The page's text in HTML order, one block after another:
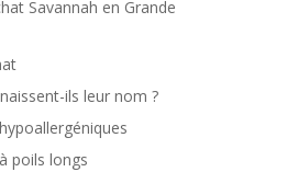
Savannah en Grande
ils leur nom ?
poils longs